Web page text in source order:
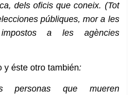
dels oficis que coneix. (Tot
públiques, mor a les
a les agències
y éste otro también:
personas que mueren